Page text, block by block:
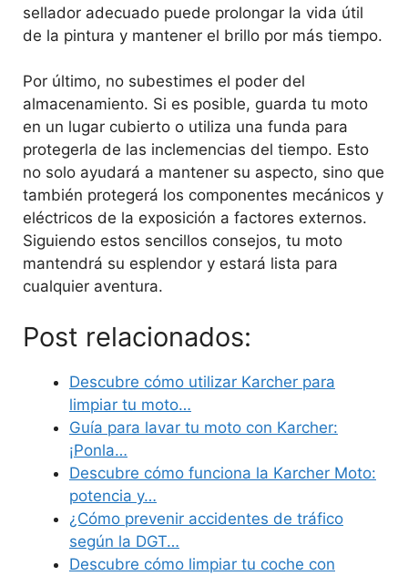
sellador adecuado puede prolongar la vida útil
de la pintura y mantener el brillo por más tiempo.
Por último, no subestimes el poder del
almacenamiento. Si es posible, guarda tu moto
en un lugar cubierto o utiliza una funda para
protegerla de las inclemencias del tiempo. Esto
no solo ayudará a mantener su aspecto, sino que
también protegerá los componentes mecánicos y
eléctricos de la exposición a factores externos.
Siguiendo estos sencillos consejos, tu moto
mantendrá su esplendor y estará lista para
cualquier aventura.
Post relacionados:
Descubre cómo utilizar Karcher para
limpiar tu moto…
Guía para lavar tu moto con Karcher:
¡Ponla…
Descubre cómo funciona la Karcher Moto:
potencia y…
¿Cómo prevenir accidentes de tráfico
según la DGT…
Descubre cómo limpiar tu coche con